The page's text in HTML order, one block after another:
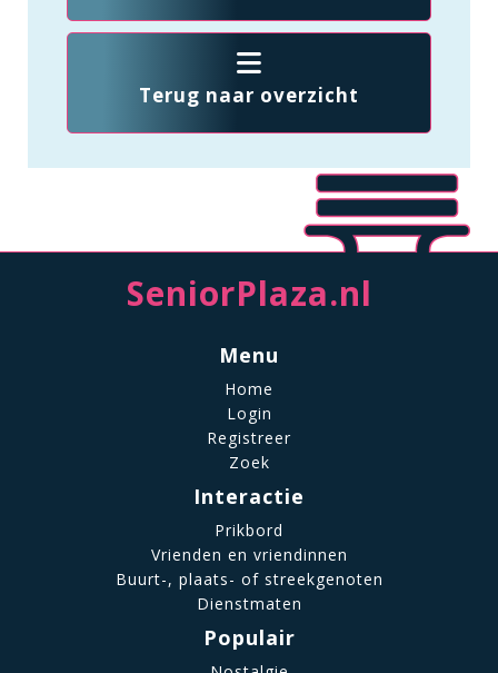
Terug naar overzicht
SeniorPlaza.nl
Menu
Home
Login
Registreer
Zoek
Interactie
Prikbord
Vrienden en vriendinnen
Buurt-, plaats- of streekgenoten
Dienstmaten
Populair